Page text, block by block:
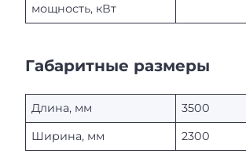
мощность, кВт
Габаритные размеры
Длина, мм
3500
Ширина, мм
2300